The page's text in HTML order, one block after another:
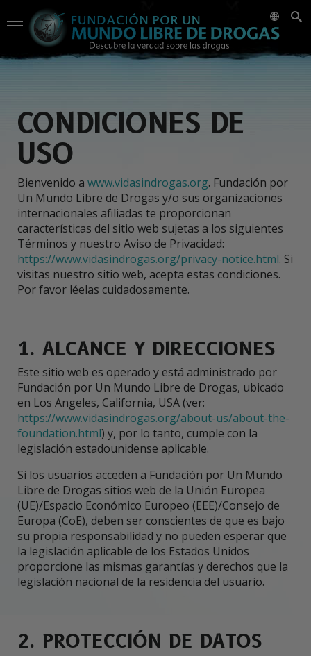
CONDICIONES DE
USO
Bienvenido a www.vidasindrogas.org. Fundación por
Un Mundo Libre de Drogas y/o sus organizaciones
internacionales afiliadas te proporcionan
características del sitio web sujetas a los siguientes
Términos y nuestro Aviso de Privacidad:
https://www.vidasindrogas.org/privacy-notice.html. Si
visitas nuestro sitio web, acepta estas condiciones.
Por favor léelas cuidadosamente.
1. ALCANCE Y DIRECCIONES
Este sitio web es operado y está administrado por
Fundación por Un Mundo Libre de Drogas, ubicado
en Los Angeles, California, USA (ver:
https://www.vidasindrogas.org/about-us/about-the-
foundation.html) y, por lo tanto, cumple con la
legislación estadounidense aplicable.
Si los usuarios acceden a Fundación por Un Mundo
Libre de Drogas sitios web de la Unión Europea
(UE)/Espacio Económico Europeo (EEE)/Consejo de
Europa (CoE), deben ser conscientes de que es bajo
su propia responsabilidad y no pueden esperar que
la legislación aplicable de los Estados Unidos
proporcione las mismas garantías y derechos que la
legislación nacional de la residencia del usuario.
2. PROTECCIÓN DE DATOS